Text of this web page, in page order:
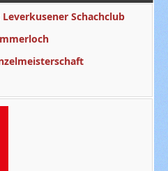
Schachclub